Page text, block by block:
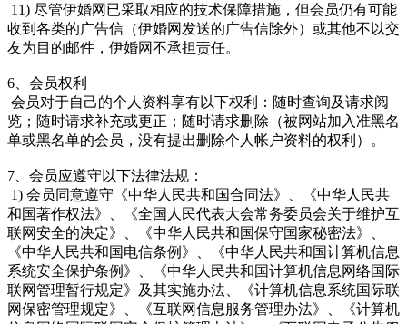
11) 尽管伊婚网已采取相应的技术保障措施，但会员仍有可能
收到各类的广告信（伊婚网发送的广告信除外）或其他不以交
友为目的邮件，伊婚网不承担责任。
6、会员权利
会员对于自己的个人资料享有以下权利：随时查询及请求阅
览；随时请求补充或更正；随时请求删除（被网站加入准黑名
单或黑名单的会员，没有提出删除个人帐户资料的权利）。
7、会员应遵守以下法律法规：
1) 会员同意遵守《中华人民共和国合同法》、《中华人民共
和国著作权法》、《全国人民代表大会常务委员会关于维护互
联网安全的决定》、《中华人民共和国保守国家秘密法》、
《中华人民共和国电信条例》、《中华人民共和国计算机信息
系统安全保护条例》、《中华人民共和国计算机信息网络国际
联网管理暂行规定》及其实施办法、《计算机信息系统国际联
网保密管理规定》、《互联网信息服务管理办法》、《计算机